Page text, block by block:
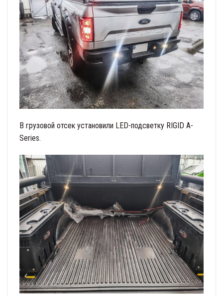
В грузовой отсек установили LED-подсветку RIGID A-
Series.